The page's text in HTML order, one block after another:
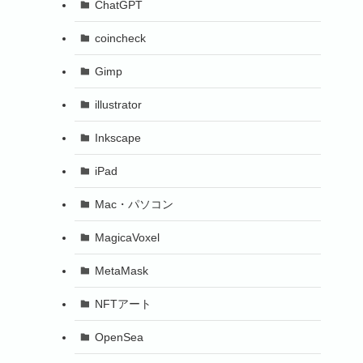
ChatGPT
coincheck
Gimp
illustrator
Inkscape
iPad
Mac・パソコン
MagicaVoxel
MetaMask
NFTアート
OpenSea